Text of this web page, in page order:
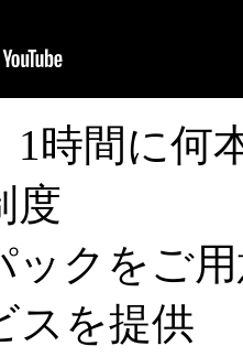
1時間に何
度
ックをご
スを提供